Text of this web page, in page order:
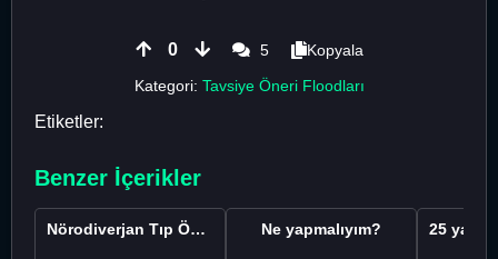
0 5
Kopyala
Kategori: Tavsiye Öneri Floodları
Etiketler:
Benzer İçerikler
Nörodiverjan Tıp Öğrencisi Yeni Bir Yol Arıyor Ne yapmalıyım?